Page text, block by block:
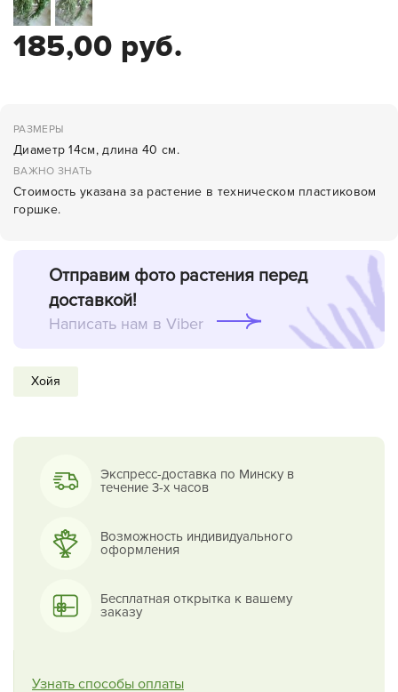
185,00 руб.
РАЗМЕРЫ
Диаметр 14см, длина 40 см.
ВАЖНО ЗНАТЬ
Стоимость указана за растение в техническом пластиковом
горшке.
Отправим фото растения перед
доставкой!
Написать нам в Viber
Хойя
Экспресс-доставка по Минску в
течение 3-х часов
Возможность индивидуального
оформления
Бесплатная открытка к вашему
заказу
Узнать способы оплаты